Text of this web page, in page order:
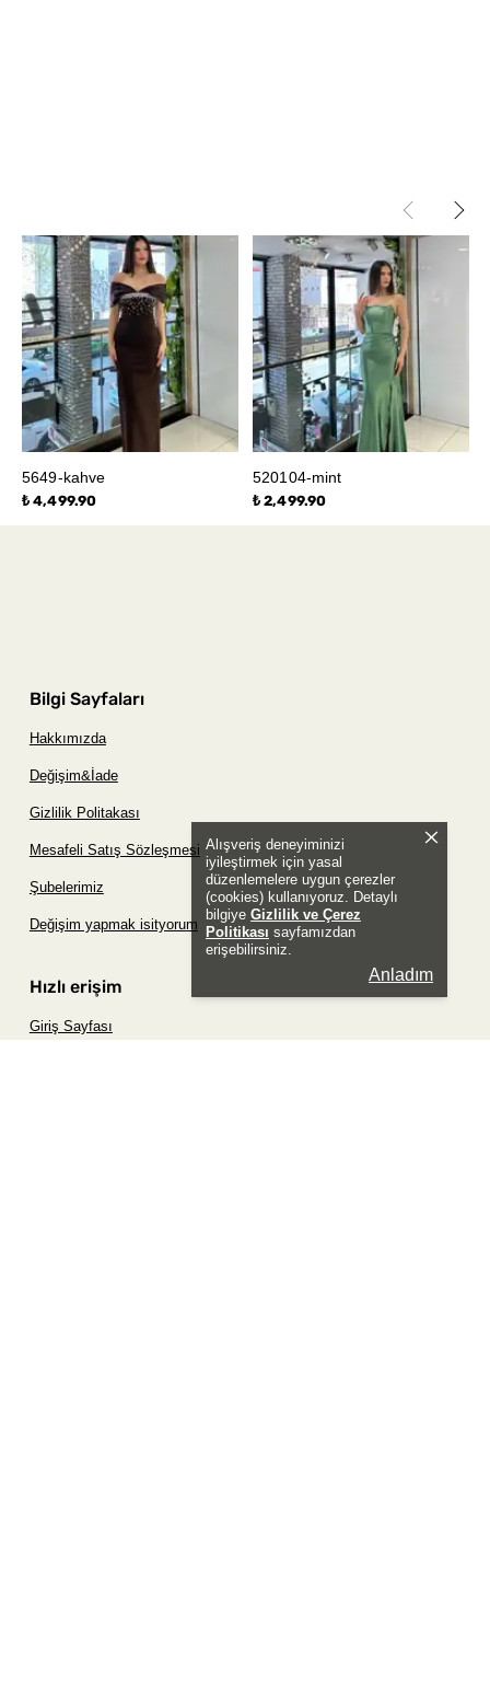
Alışveriş deneyiminizi
iyileştirmek için yasal
düzenlemelere uygun çerezler
(cookies) kullanıyoruz. Detaylı
bilgiye Gizlilik ve Çerez
Politikası sayfamızdan
erişebilirsiniz.
Anladım
5649-kahve
₺ 4,499.90
520104-mint
₺ 2,499.90
Bilgi Sayfaları
Hakkımızda
Değişim&İade
Gizlilik Politakası
Mesafeli Satış Sözleşmesi
Şubelerimiz
Değişim yapmak isityorum
Hızlı erişim
Giriş Sayfası